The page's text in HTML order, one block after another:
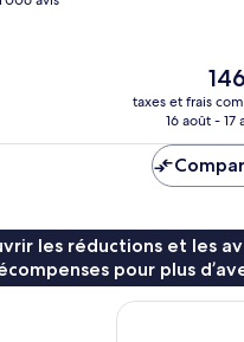
Le
prix
de
146 €
taxes et frais
16 août - 17
les réductions et les
pour plus